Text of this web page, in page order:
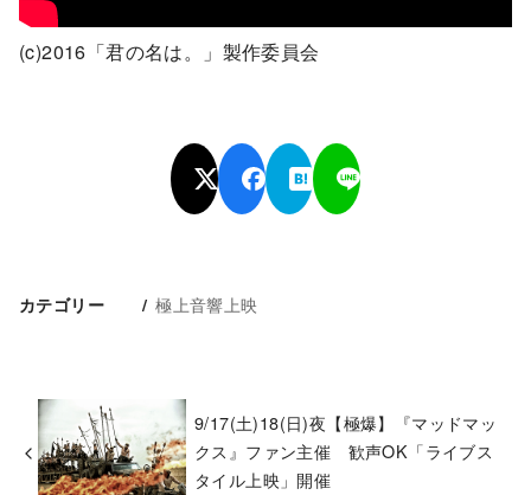
(c)2016「君の名は。」製作委員会
カテゴリー 極上音響上映
9/17(土)18(日)夜【極爆】『マッドマッ
クス』ファン主催 歓声OK「ライブス
タイル上映」開催